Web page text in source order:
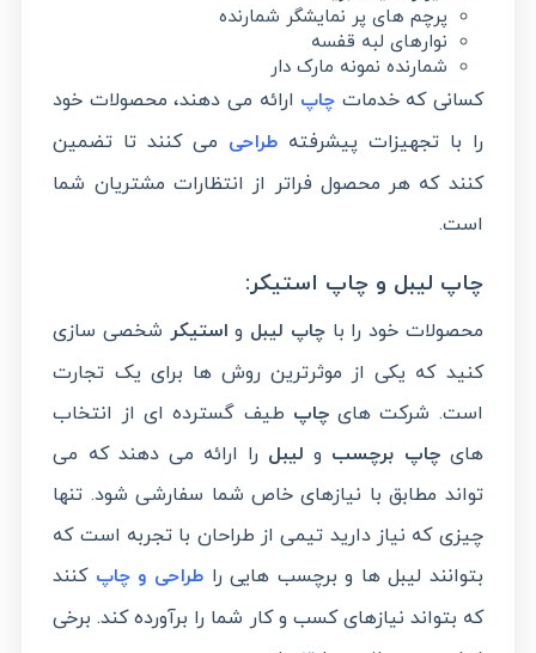
پرچم های پر نمایشگر شمارنده
نوارهای لبه قفسه
شمارنده نمونه مارک دار
کسانی که خدمات چاپ ارائه می دهند، محصولات خود
را با تجهیزات پیشرفته طراحی می کنند تا تضمین
کنند که هر محصول فراتر از انتظارات مشتریان شما
است.
چاپ لیبل و چاپ استیکر:
محصولات خود را باچاپ لیبل و استیکر شخصی سازی
کنید که یکی از موثرترین روش ها برای یک تجارت
است. شرکت هایچاپ طیف گسترده ای از انتخاب
هایچاپ برچسب و لیبل را ارائه می دهند که می
تواند مطابق با نیازهای خاص شما سفارشی شود. تنها
چیزی که نیاز دارید تیمی از طراحان با تجربه است که
بتوانند لیبل ها و برچسب هایی راطراحی و چاپ کنند
که بتواند نیازهای کسب و کار شما را برآورده کند. برخی